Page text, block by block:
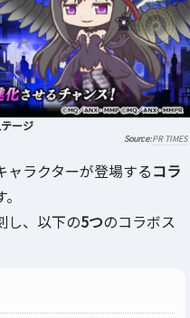
テージ
PR TIMES
ャラクターが登場するコラ
し、以下の5つのコラボス